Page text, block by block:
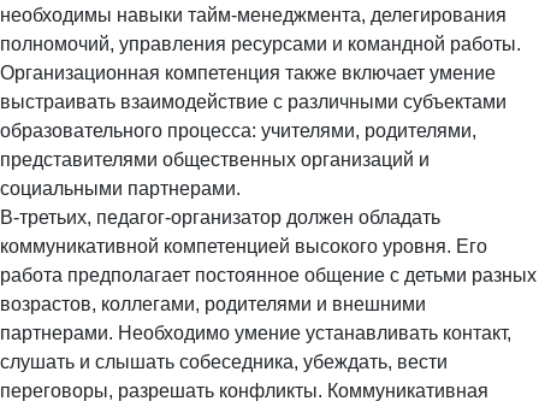
необходимы навыки тайм-менеджмента, делегирования
полномочий, управления ресурсами и командной работы.
Организационная компетенция также включает умение
выстраивать взаимодействие с различными субъектами
образовательного процесса: учителями, родителями,
представителями общественных организаций и
социальными партнерами.
В-третьих, педагог-организатор должен обладать
коммуникативной компетенцией высокого уровня. Его
работа предполагает постоянное общение с детьми разных
возрастов, коллегами, родителями и внешними
партнерами. Необходимо умение устанавливать контакт,
слушать и слышать собеседника, убеждать, вести
переговоры, разрешать конфликты. Коммуникативная